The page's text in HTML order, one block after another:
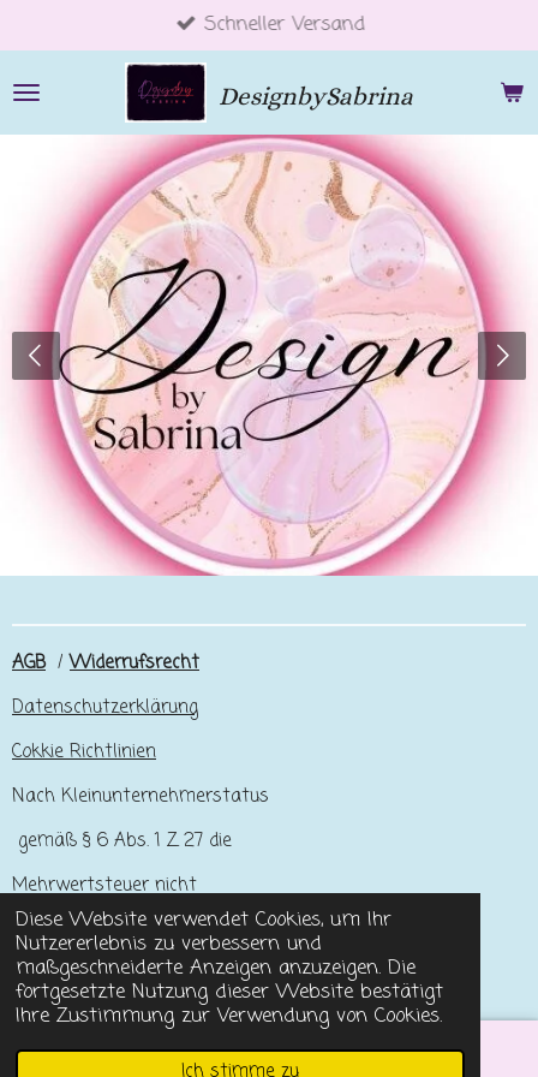
Diese Website verwendet Cookies, um Ihr
Nutzererlebnis zu verbessern und
maßgeschneiderte Anzeigen anzuzeigen. Die
fortgesetzte Nutzung dieser Website bestätigt
Ihre Zustimmung zur Verwendung von Cookies.
Hauptinhalt
springen
DesignbySabrina
Schneller Versand
AGB/Widerrufsrecht
Datenschutzerklärung
Cokkie Richtlinien
Nach Kleinunternehmerstatus
gemäß § 6 Abs. 1 Z 27 die
Mehrwertsteuer nicht
ausgewiesen.
© 2023 - 2026 DesignbySabrina
Mit Unterstützung vonWebador